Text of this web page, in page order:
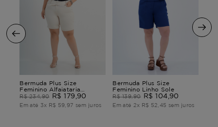
Bermuda Plus Size
Feminino Alfaiataria
Vignanello
R$ 234,90 R$ 179 90
Em até 3x R$ 59 97 sem juros
Bermuda Plus Size
Feminino Linho Sole
R$ 139,90 R$ 104 90
Em até 2x R$ 52 45 sem juros